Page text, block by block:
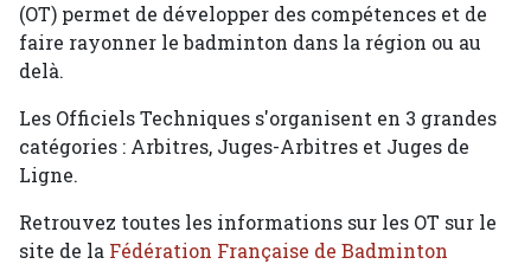
(OT) permet de développer des compétences et de
faire rayonner le badminton dans la région ou au
delà.
Les Officiels Techniques s'organisent en 3 grandes
catégories : Arbitres, Juges-Arbitres et Juges de
Ligne.
Retrouvez toutes les informations sur les OT sur le
site de la Fédération Française de Badminton